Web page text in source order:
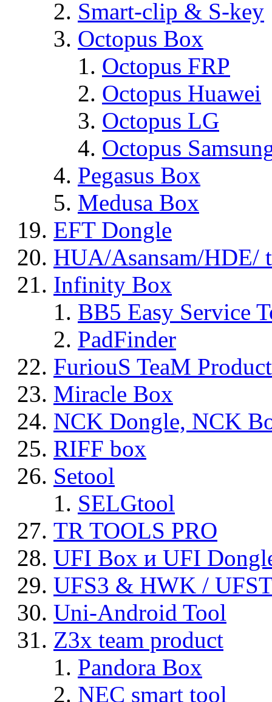
Smart-clip & S-key
Octopus Box
Octopus FRP
Octopus Huawei
Octopus LG
Octopus
Pegasus Box
Medusa Box
EFT Dongle
HUA/Asansam/HDE/
Infinity Box
BB5 Easy Service
PadFinder
FuriouS TeaM
Miracle Box
NCK Dongle, NCK
RIFF box
Setool
SELGtool
TR TOOLS PRO
UFI Box и UFI
UFS3 & HWK /
Uni-Android Tool
Z3x team product
Pandora Box
NEC smart tool